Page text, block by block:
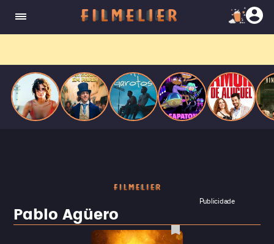
Publicidade
Pablo Agüero
escrevia e a vida real começa a desaparecer.